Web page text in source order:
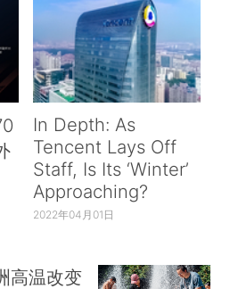
In Depth: As
Tencent Lays Off
Staff, Is Its ‘Winter’
Approaching?
2022年04月01日
高温改变